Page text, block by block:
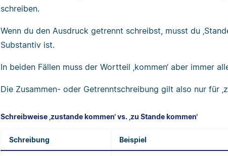
schreiben.
Wenn du den Ausdruck getrennt schreibst, musst du
Substantiv ist.
In beiden Fällen muss der Wortteil ‚kommen‘ aber immer
Die Zusammen- oder Getrenntschreibung gilt also nur für
Schreibweise ‚zustande kommen‘ vs. ‚zu Stande kommen‘
Schreibung Beispiel